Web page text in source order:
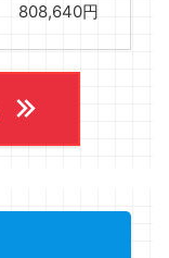
808,640円